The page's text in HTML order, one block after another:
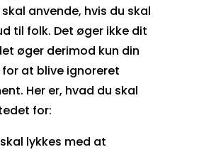
anvende, hvis du skal
til folk. Det øger ikke dit
øger derimod kun din
at blive ignoreret
Her er, hvad du skal
for:
lykkes med at